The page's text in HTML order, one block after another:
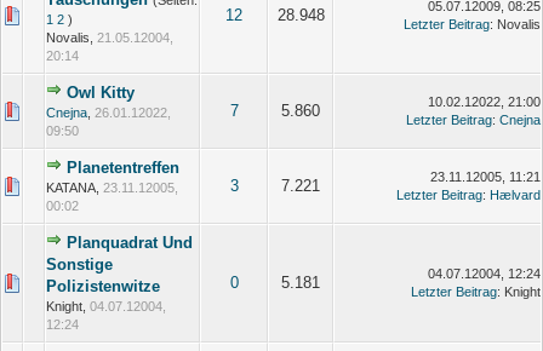
1 2 )
Novalis, 21.05.12004,
20:14
12 28.948
05.07.12009, 08:25
Letzter Beitrag: Novalis
Owl Kitty
Cnejna 26.01.12022,
09:50
7 5.860
10.02.12022, 21:00
Letzter Beitrag: Cnejna
Planetentreffen
KATANA, 23.11.12005,
00:02
3 7.221
23.11.12005, 11:21
Letzter Beitrag: Hælvard
Planquadrat Und
Sonstige
Polizistenwitze
Knight, 04.07.12004,
12:24
0 5.181
04.07.12004, 12:24
Letzter Beitrag: Knight